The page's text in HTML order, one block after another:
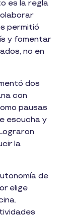
es la regla
permitió
y fomentar
no en
dos
con
pausas
escucha y
la
de
elige